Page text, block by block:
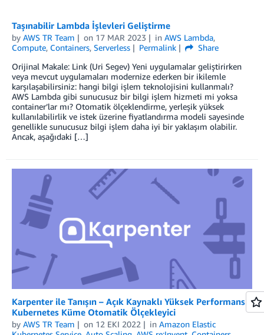
Taşınabilir Lambda İşlevleri Geliştirme
by AWS TR Team on 17 MAR 2023 in AWS Lambda,
Compute, Containers, Serverless Permalink
Share
Orijinal Makale: Link (Uri Segev) Yeni uygulamalar geliştirirken
veya mevcut uygulamaları modernize ederken bir ikilemle
karşılaşabilirsiniz: hangi bilgi işlem teknolojisini kullanmalı?
AWS Lambda gibi sunucusuz bir bilgi işlem hizmeti mi yoksa
container’lar mı? Otomatik ölçeklendirme, yerleşik yüksek
kullanılabilirlik ve istek üzerine fiyatlandırma modeli sayesinde
genellikle sunucusuz bilgi işlem daha iyi bir yaklaşım olabilir.
Ancak, aşağıdaki […]
Karpenter ile Tanışın – Açık Kaynaklı Yüksek Performanslı
Kubernetes Küme Otomatik Ölçekleyici
by AWS TR Team on 12 EKI 2022 in Amazon Elastic